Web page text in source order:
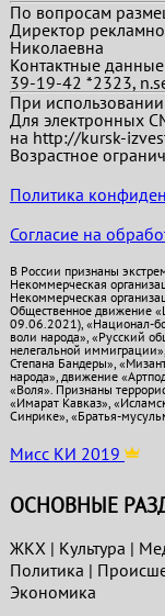
По вопросам
Директор
Николаевна
Контактные
39-19-42 *2323,
При использовании
Для электронных
на http://kursk-
Возрастное
Политика
Согласие на
В России признаны
Некоммерческая
Некоммерческая
Общественное движение
09.06.2021), «Национал-
воли народа», «Русский
нелегальной
Степана Бандеры»,
народа», движение
«Воля». Признаны
«Имарат Кавказ»,
Синрике», «Братья-
Мисс КИ 2019
ОСНОВНЫЕ
ЖКХ| Культура |
Политика |
Экономика